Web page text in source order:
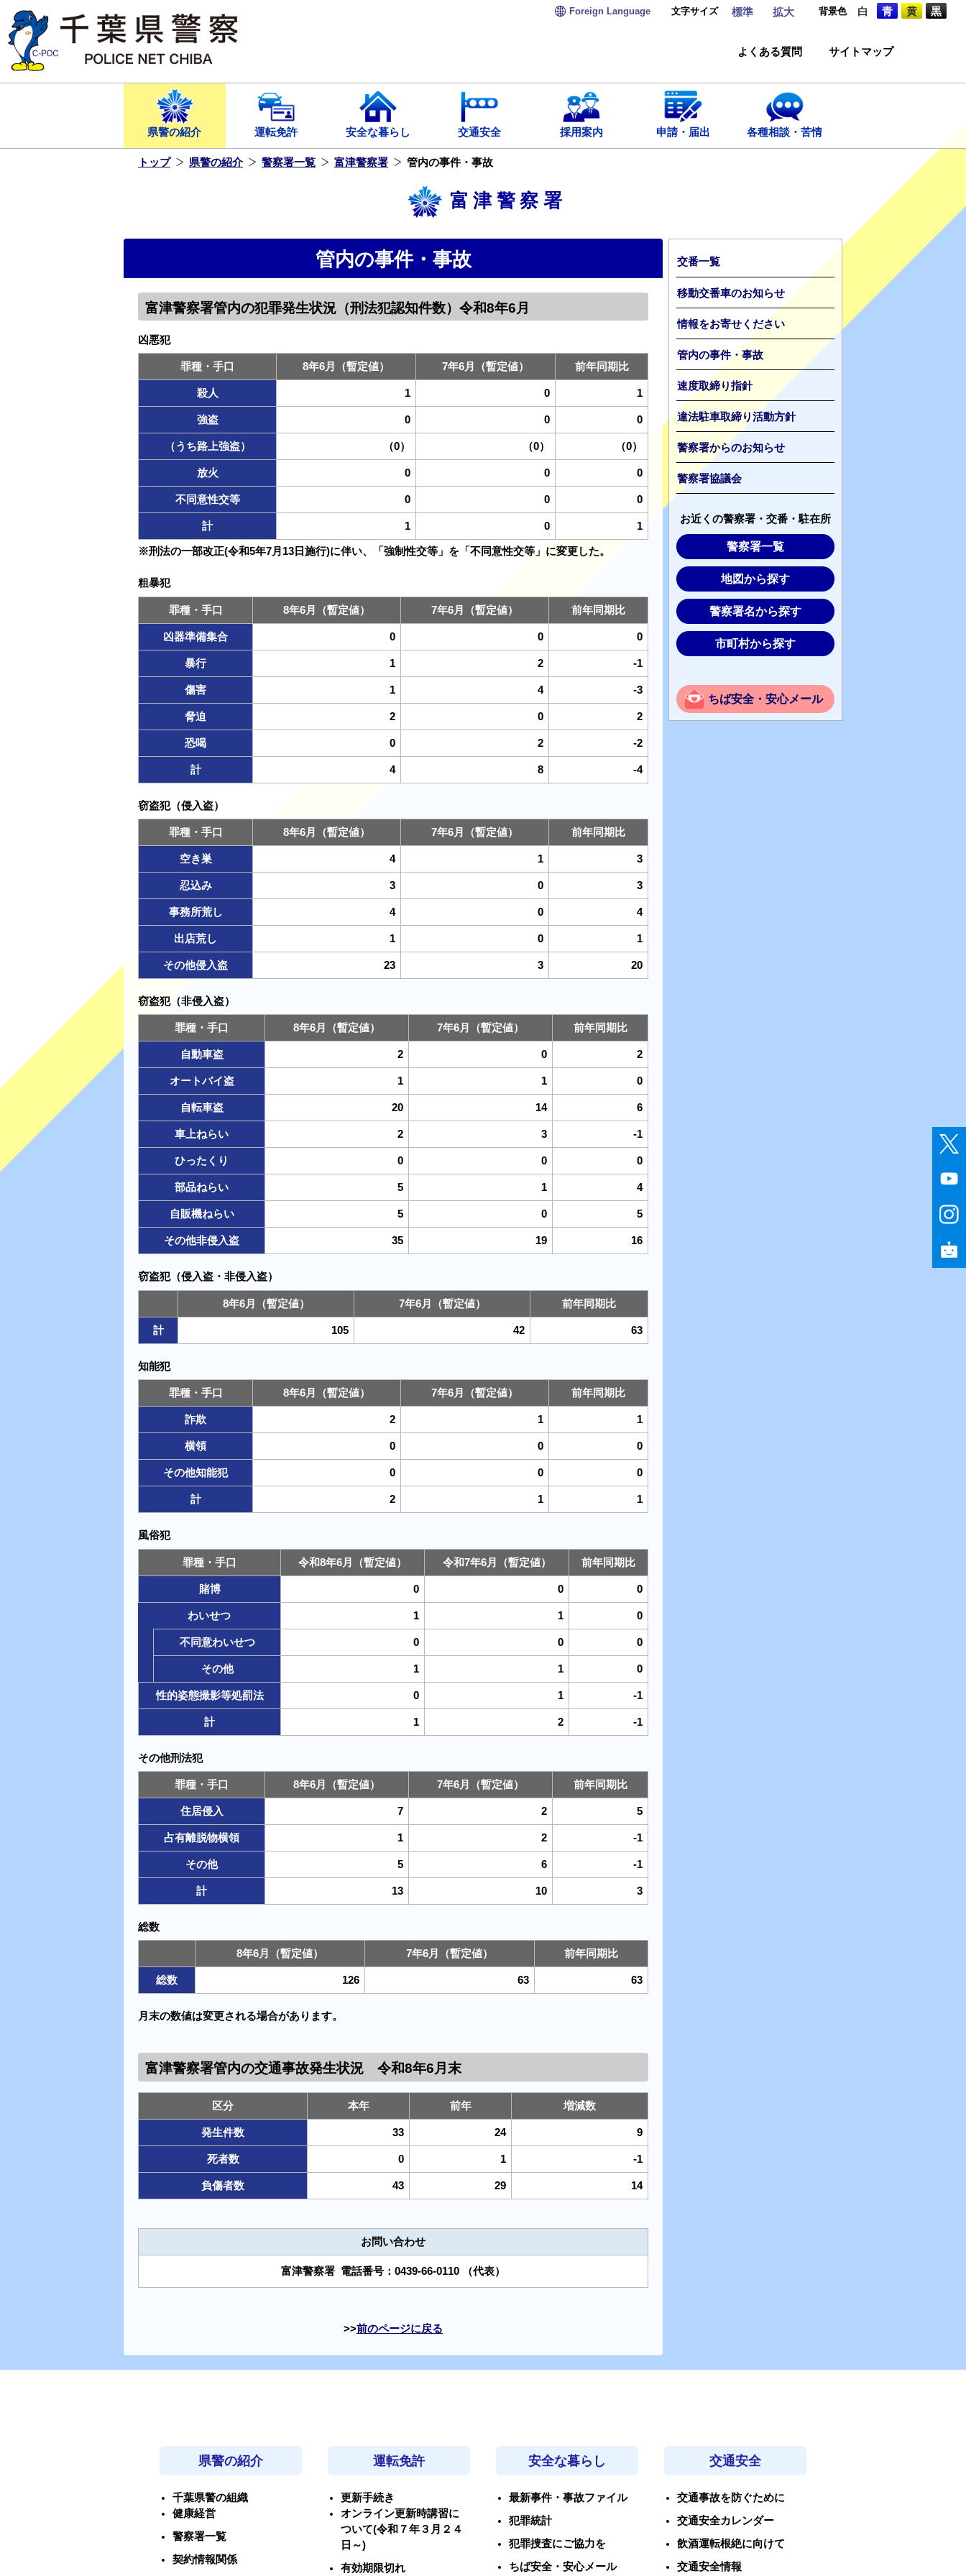
ス
キ
ま
Foreign Language 文字サイズ 標準 拡大 背景色 白 青 黄 黒
よくある質問 サイトマップ
県警の紹介 運転免許 安全な暮らし 交通安全 採用案内 申請・届出 各種相談・苦情
トップ 県警の紹介 警察署一覧 富津警察署 管内の事件・事故
富津警察署
管内の事件・事故
富津警察署管内の犯罪発生状況（刑法犯認知件数）令和8年6月
凶悪犯
罪種・手口 8年6月（暫定値） 7年6月（暫定値） 前年同期比
殺人 1 0 1
強盗 0 0 0
（うち路上強盗） （0） （0） （0）
放火 0 0 0
不同意性交等 0 0 0
計 1 0 1
※刑法の一部改正(令和5年7月13日施行)に伴い、「強制性交等」を「不同意性交等」に変更した。
粗暴犯
罪種・手口 8年6月（暫定値） 7年6月（暫定値） 前年同期比
凶器準備集合 0 0 0
暴行 1 2 -1
傷害 1 4 -3
脅迫 2 0 2
恐喝 0 2 -2
計 4 8 -4
窃盗犯（侵入盗）
罪種・手口 8年6月（暫定値） 7年6月（暫定値） 前年同期比
空き巣 4 1 3
忍込み 3 0 3
事務所荒し 4 0 4
出店荒し 1 0 1
その他侵入盗 23 3 20
窃盗犯（非侵入盗）
罪種・手口 8年6月（暫定値） 7年6月（暫定値） 前年同期比
自動車盗 2 0 2
オートバイ盗 1 1 0
自転車盗 20 14 6
車上ねらい 2 3 -1
ひったくり 0 0 0
部品ねらい 5 1 4
自販機ねらい 5 0 5
その他非侵入盗 35 19 16
窃盗犯（侵入盗・非侵入盗）
8年6月（暫定値） 7年6月（暫定値） 前年同期比
計 105 42 63
知能犯
罪種・手口 8年6月（暫定値） 7年6月（暫定値） 前年同期比
詐欺 2 1 1
横領 0 0 0
その他知能犯 0 0 0
計 2 1 1
風俗犯
罪種・手口 令和8年6月（暫定値） 令和7年6月（暫定値） 前年同期比
賭博 0 0 0
わいせつ 1 1 0
不同意わいせつ 0 0 0
その他 1 1 0
性的姿態撮影等処罰法 0 1 -1
計 1 2 -1
その他刑法犯
罪種・手口 8年6月（暫定値） 7年6月（暫定値） 前年同期比
住居侵入 7 2 5
占有離脱物横領 1 2 -1
その他 5 6 -1
計 13 10 3
総数
8年6月（暫定値） 7年6月（暫定値） 前年同期比
総数 126 63 63
月末の数値は変更される場合があります。
富津警察署管内の 交通事故発生状況 令和8年6月末
区分 本年 前年 増減数
発生件数 33 24 9
死者数 0 1 -1
負傷者数 43 29 14
お問い合わせ
富津警察署 電話番号： 0439-66-0110 （代表）
前のページに戻る
交番一覧
移動交番車のお知らせ
情報をお寄せください
管内の事件・事故
速度取締り指針
違法駐車取締り活動方針
警察署からのお知らせ
警察署協議会
お近くの警察署・交番・駐在所
警察署一覧
地図から探す
警察署名から探す
市町村から探す
ちば安全・安心メール
県警の紹介
千葉県警の組織
健康経営
警察署一覧
契約情報関係
運転免許
更新手続き
オンライン更新時講習に
ついて(令和７年３月２４
日～)
有効期限切れ
安全な暮らし
最新事件・事故ファイル
犯罪統計
犯罪捜査にご協力を
ちば安全・安心メール
交通安全
交通事故を防ぐために
交通安全カレンダー
飲酒運転根絶に向けて
交通安全情報